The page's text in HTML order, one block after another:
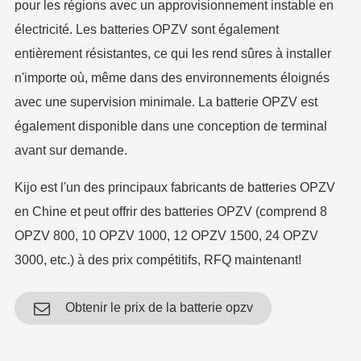
pour les régions avec un approvisionnement instable en
électricité. Les batteries OPZV sont également
entièrement résistantes, ce qui les rend sûres à installer
n'importe où, même dans des environnements éloignés
avec une supervision minimale. La batterie OPZV est
également disponible dans une conception de terminal
avant sur demande.
Kijo est l'un des principaux fabricants de batteries OPZV
en Chine et peut offrir des batteries OPZV (comprend 8
OPZV 800, 10 OPZV 1000, 12 OPZV 1500, 24 OPZV
3000, etc.) à des prix compétitifs, RFQ maintenant!
Obtenir le prix de la batterie opzv